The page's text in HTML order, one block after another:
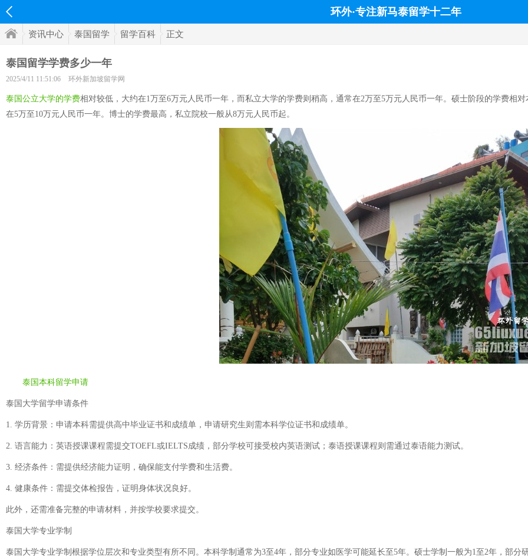
环外·专注新马泰留学十二年
资讯中心 泰国留学 留学百科 正文
泰国留学学费多少一年
2025/4/11 11:51:06 环外新加坡留学网
泰国公立大学的学费相对较低，大约在1万至6万元人民币一年，而私立大学的学费则稍高，通常在2万至5万元人民币一年。硕士阶段的学费相
在5万至10万元人民币一年。博士的学费最高，私立院校一般从8万元人民币起。
泰国本科留学申请
泰国大学留学申请条件
1. 学历背景：申请本科需提供高中毕业证书和成绩单，申请研究生则需本科学位证书和成绩单。
2. 语言能力：英语授课课程需提交TOEFL或IELTS成绩，部分学校可接受校内英语测试；泰语授课课程则需通过泰语能力测试。
3. 经济条件：需提供经济能力证明，确保能支付学费和生活费。
4. 健康条件：需提交体检报告，证明身体状况良好。
此外，还需准备完整的申请材料，并按学校要求提交。
泰国大学专业学制
泰国大学专业学制根据学位层次和专业类型有所不同。本科学制通常为3至4年，部分专业如医学可能延长至5年。硕士学制一般为1至2年，部